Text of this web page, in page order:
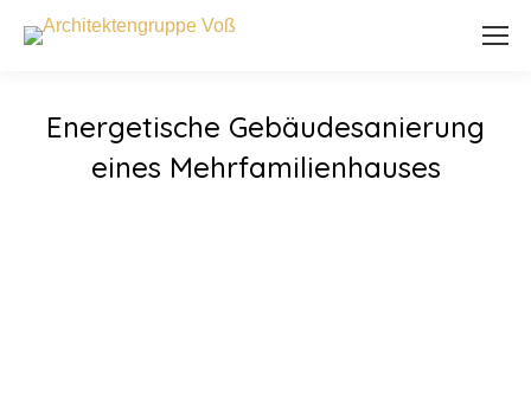
Energetische Gebäudesanierung
eines Mehrfamilienhauses